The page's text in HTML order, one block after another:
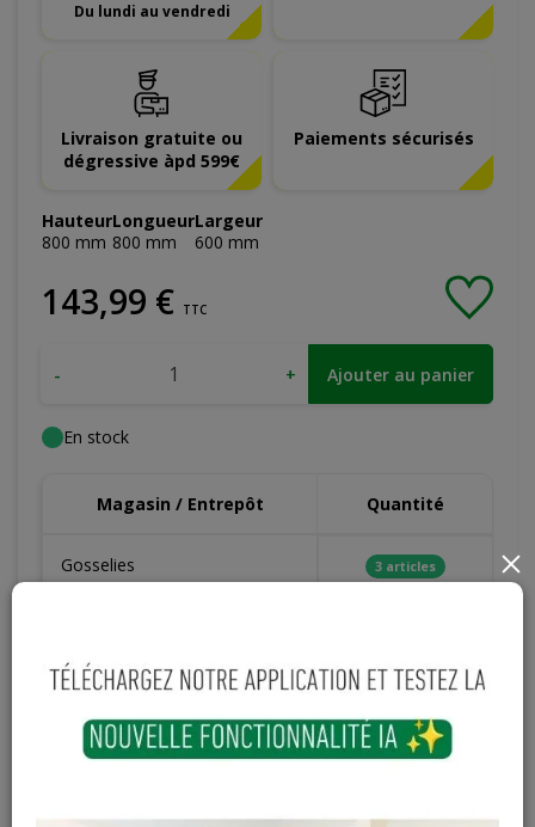
Du lundi au vendredi
Livraison gratuite ou
dégressive àpd 599€
Paiements sécurisés
Hauteur
800 mm
Longueur
800 mm
Largeur
600 mm
143,99 € TTC
- + Ajouter au panier
En stock
Magasin / Entrepôt Quantité
Gosselies 3 articles
Cuesmes 4 articles
×